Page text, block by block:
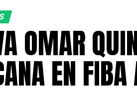
OMAR
EN